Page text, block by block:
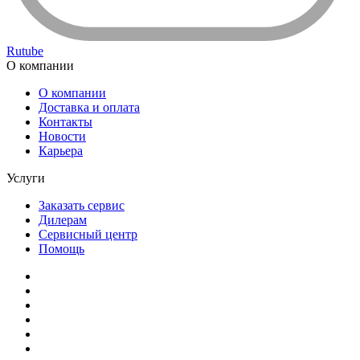
Rutube
О компании
О компании
Доставка и оплата
Контакты
Новости
Карьера
Услуги
Заказать сервис
Дилерам
Сервисный центр
Помощь